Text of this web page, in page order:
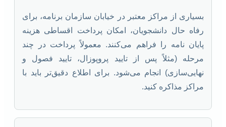
بسیاری از مراکز معتبر در خیابان سازمان برنامه، برای
رفاه حال دانشجویان، امکان پرداخت اقساطی هزینه
پایان نامه را فراهم می‌کنند. معمولاً پرداخت در چند
مرحله (مثلاً پس از تایید پروپوزال، تایید فصول و
نهایی‌سازی) انجام می‌شود. برای اطلاع دقیق‌تر باید با
مراکز مذاکره کنید.